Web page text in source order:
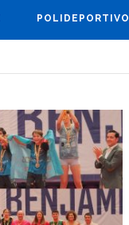
POLIDEPORTIVO